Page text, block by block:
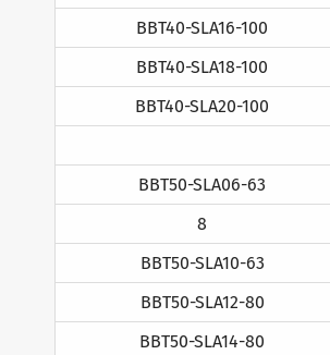
BBT40-SLA16-100
BBT40-SLA18-100
BBT40-SLA20-100
BBT50-SLA06-63
8
BBT50-SLA10-63
BBT50-SLA12-80
BBT50-SLA14-80